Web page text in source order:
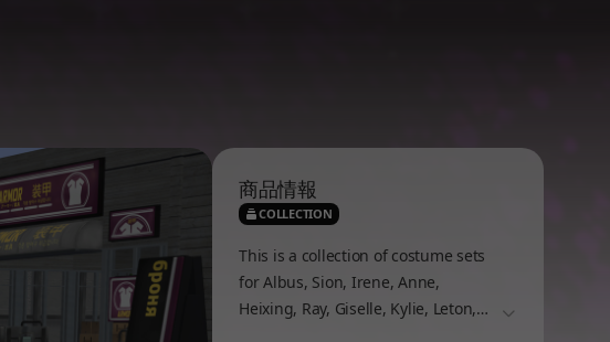
商品情報
COLLECTION
This is a collection of costume sets
for Albus, Sion, Irene, Anne,
Heixing, Ray, Giselle, Kylie, Leton,
더보기